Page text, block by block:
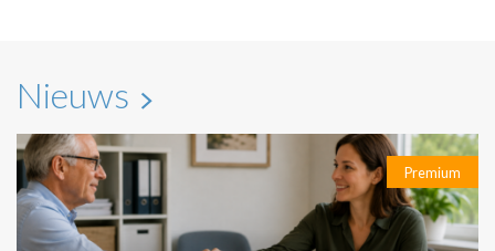
Nieuws
Premium